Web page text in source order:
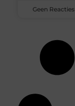
Geen Reacties